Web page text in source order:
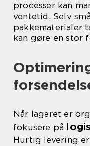
processer kan
ventetid. Selv
pakkematerialer
kan gøre en stor
Når lageret er
fokusere på
Hurtig levering